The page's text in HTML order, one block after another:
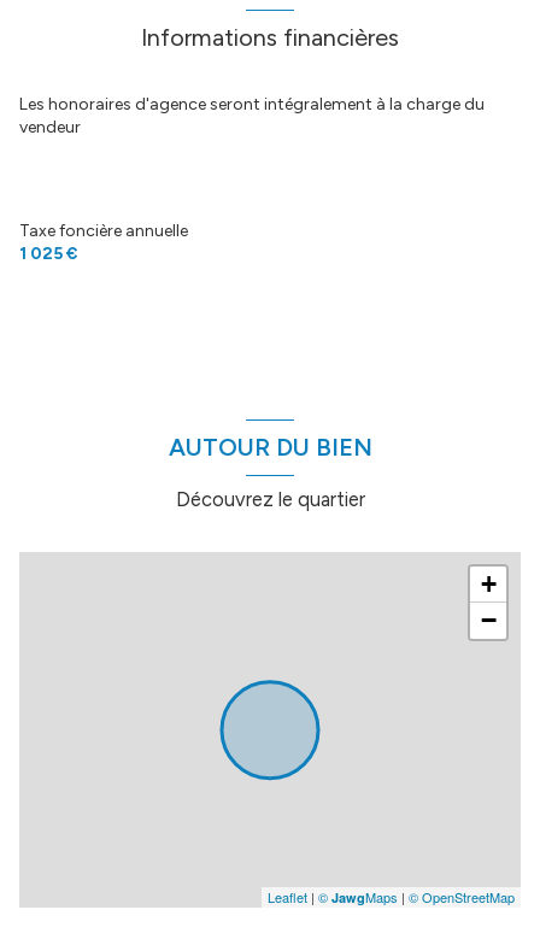
chambre 2 12.5 m²
salle de bain
chambre
Informations financières
Les honoraires d'agence seront intégralement à la charge du
vendeur
Taxe foncière annuelle
1 025 €
AUTOUR DU BIEN
Découvrez le quartier
+
−
Leaflet | © JawgMaps | © OpenStreetMap